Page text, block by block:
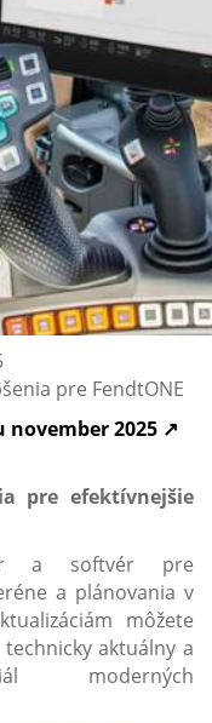
pre FendtONE
2025 ↗
pre efektívnejšie
a softvér pre
a plánovania v
môžete
aktuálny a
moderných